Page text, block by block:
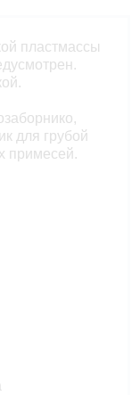
пластмассы
для грубой
примесей.